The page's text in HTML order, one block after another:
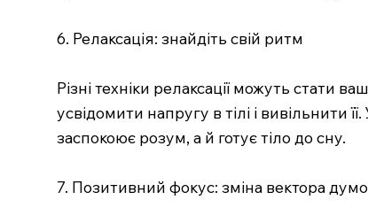
6. Релаксація: знайдіть свій ритм
Різні техніки релаксації можуть
усвідомити напругу в тілі і вивільнити
заспокоює розум, а й готує тіло до сну.
7. Позитивний фокус: зміна вектора